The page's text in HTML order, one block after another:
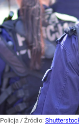
Policja / Źródło: